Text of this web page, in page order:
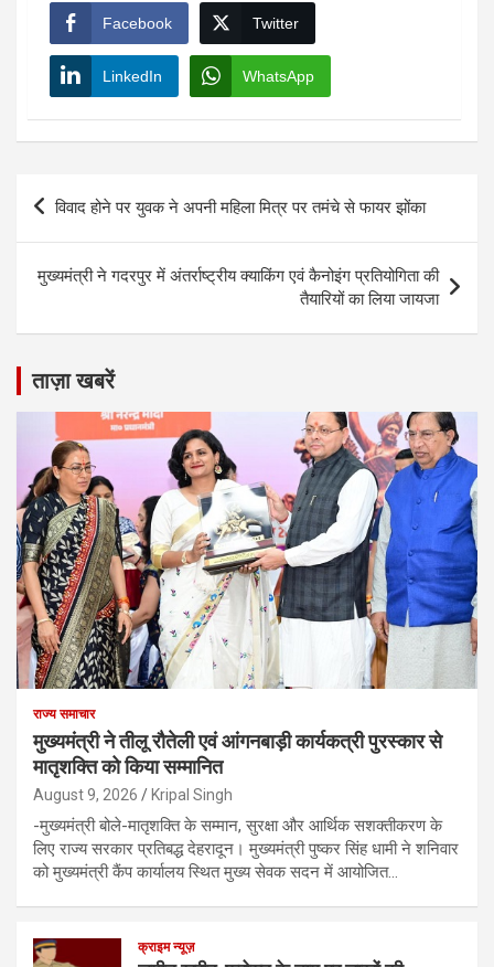
Facebook Twitter
LinkedIn WhatsApp
Post
navigation
विवाद होने पर युवक ने अपनी महिला मित्र पर तमंचे से फायर झोंका
मुख्यमंत्री ने गदरपुर में अंतर्राष्ट्रीय क्याकिंग एवं कैनोइंग प्रतियोगिता की
तैयारियों का लिया जायजा
ताज़ा खबरें
राज्य समाचार
मुख्यमंत्री ने तीलू रौतेली एवं आंगनबाड़ी कार्यकत्री पुरस्कार से
मातृशक्ति को किया सम्मानित
August 9, 2026 Kripal Singh
-मुख्यमंत्री बोले-मातृशक्ति के सम्मान, सुरक्षा और आर्थिक सशक्तीकरण के
लिए राज्य सरकार प्रतिबद्ध देहरादून। मुख्यमंत्री पुष्कर सिंह धामी ने शनिवार
को मुख्यमंत्री कैंप कार्यालय स्थित मुख्य सेवक सदन में आयोजित…
क्राइम न्यूज़